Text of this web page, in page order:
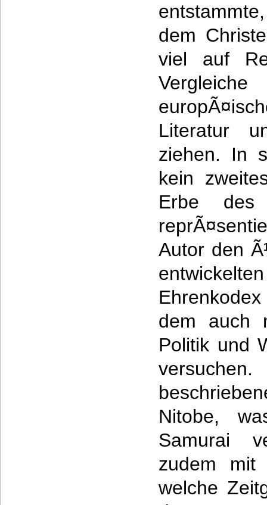
dem
viel auf
Literatur
ziehen. In
kein
Erbe des
Autor den
dem auch
Politik und
Nitobe,
Samurai
zudem mit
welche